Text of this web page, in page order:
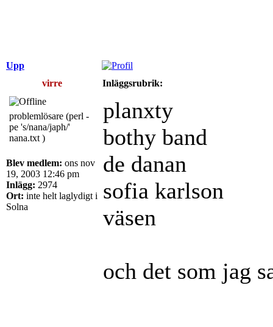
Upp
virre
Inläggsrubrik:
problemlösare (perl -
pe 's/nana/japh/'
nana.txt )
Blev medlem: ons nov
19, 2003 12:46 pm
Inlägg: 2974
Ort: inte helt laglydigt i
Solna
planxty
bothy band
de danan
sofia karlson
väsen
och det som jag